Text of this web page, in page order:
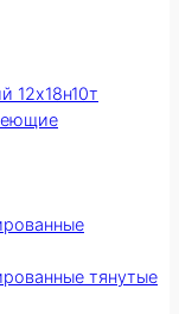
12х18н10т
тянутые